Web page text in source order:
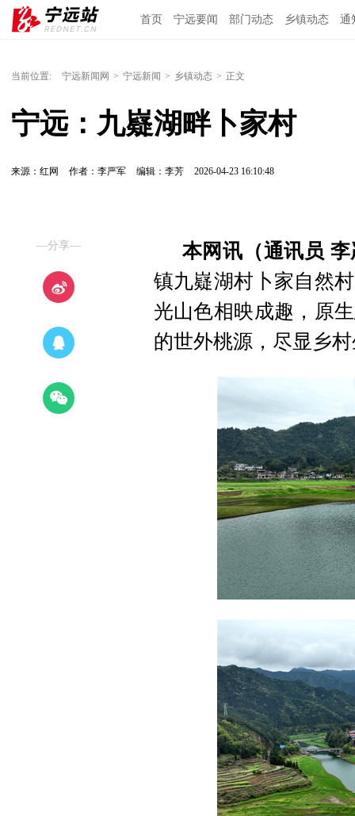
首页 宁远要闻 部门动态 乡镇动态 通
当前位置: 宁远新闻网 > 宁远新闻 > 乡镇动态 > 正文
宁远：九嶷湖畔卜家村
来源：红网 作者：李严军 编辑：李芳 2026-04-23 16:10:48
—分享—
本网讯（通讯员
镇九嶷湖村卜家自然
光山色相映成趣，原
的世外桃源，尽显乡